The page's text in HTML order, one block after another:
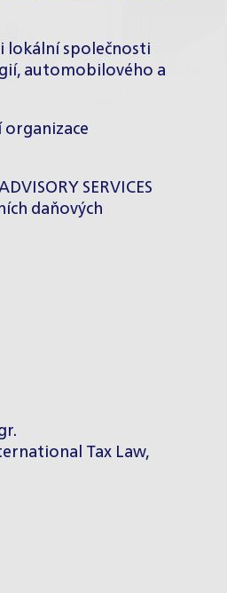
lokální společnosti
automobilového a
SERVICES
daňových
Tax Law,